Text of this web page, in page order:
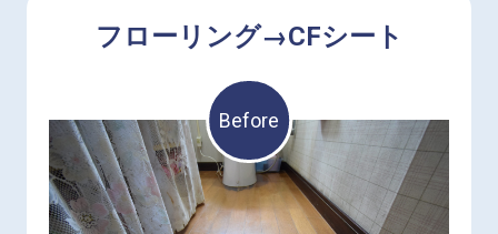
フローリング→CFシート
Before